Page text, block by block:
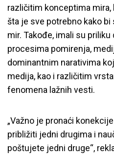
različitim konceptima mira,
šta je sve potrebno kako
mir. Takođe, imali su
procesima pomirenja,
dominantnim narativima
medija, kao i različitim
fenomena lažnih vesti.
„Važno je pronaći
približiti jedni drugima i
poštujete jedni druge“,